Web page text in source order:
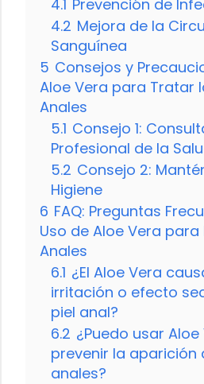
4.1 Prevención de
4.2 Mejora de la
Sanguínea
5 Consejos y
Aloe Vera para Tratar
Anales
5.1 Consejo 1:
Profesional de la
5.2 Consejo 2:
Higiene
6 FAQ: Preguntas
Uso de Aloe Vera para
Anales
6.1 ¿El Aloe Vera
irritación o efecto
piel anal?
6.2 ¿Puedo usar
prevenir la aparición
anales?